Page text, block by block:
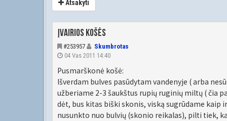
Atsakyti
Įvairios košės
#253957
Skumbrotas
04 Vas 2011 14:40
Pusmarškonė košė:
Išverdam bulves pasūdytam vandenyje ( arba
užberiame 2-3 šaukštus rupių ruginių miltų ( čia
dėt, bus kitas biški skonis, viską sugrūdame
nusunkto nuo bulvių (skonio reikalas), pilti tiek,